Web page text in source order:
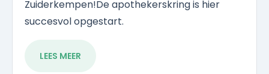
Zuiderkempen!De apothekerskring is hier
succesvol opgestart.
LEES MEER